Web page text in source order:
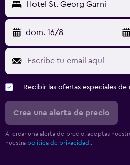
Hotel St. Georg Garni
dom. 16/8
Recibir las ofertas especiales
Crea una alerta de precio
Al crear una alerta de precio, aceptas
nuestra política de privacidad.